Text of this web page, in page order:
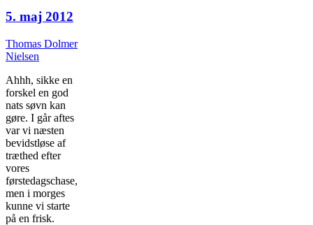
5. maj 2012
Thomas Dolmer
Nielsen
Ahhh, sikke en
forskel en god
nats søvn kan
gøre. I går aftes
var vi næsten
bevidstløse af
træthed efter
vores
førstedagschase,
men i morges
kunne vi starte
på en frisk.